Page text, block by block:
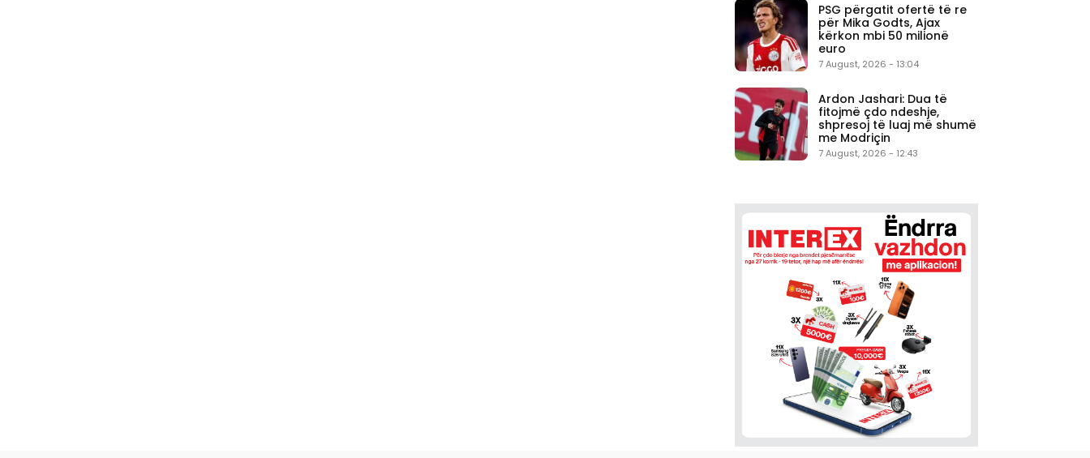
PSG përgatit ofertë të re
për Mika Godts, Ajax
kërkon mbi 50 milionë
euro
7 August, 2026 - 13:04
Ardon Jashari: Dua të
fitojmë çdo ndeshje,
shpresoj të luaj më shumë
me Modriçin
7 August, 2026 - 12:43